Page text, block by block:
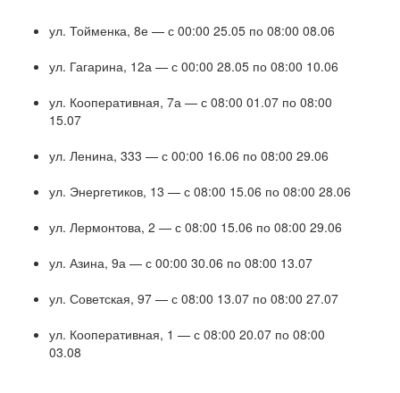
ул. Тойменка, 8е — с 00:00 25.05 по 08:00 08.06
ул. Гагарина, 12а — с 00:00 28.05 по 08:00 10.06
ул. Кооперативная, 7а — с 08:00 01.07 по 08:00
15.07
ул. Ленина, 333 — с 00:00 16.06 по 08:00 29.06
ул. Энергетиков, 13 — с 08:00 15.06 по 08:00 28.06
ул. Лермонтова, 2 — с 08:00 15.06 по 08:00 29.06
ул. Азина, 9а — с 00:00 30.06 по 08:00 13.07
ул. Советская, 97 — с 08:00 13.07 по 08:00 27.07
ул. Кооперативная, 1 — с 08:00 20.07 по 08:00
03.08